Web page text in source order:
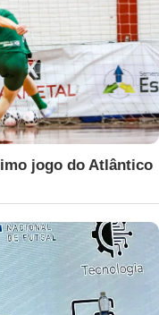
jogo do Atlântico